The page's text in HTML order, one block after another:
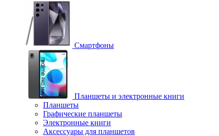
Смартфоны
Планшеты и электронные книги
Планшеты
Графические планшеты
Электронные книги
Аксессуары для планшетов